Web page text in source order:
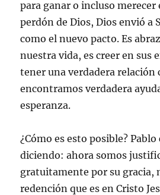
para ganar o incluso merecer
perdón de Dios, Dios envió a
como el nuevo pacto. Es
nuestra vida, es creer en sus
tener una verdadera relación
encontramos verdadera
esperanza.
¿Cómo es esto posible?
diciendo: ahora somos
gratuitamente por su gracia,
redención que es en Cristo